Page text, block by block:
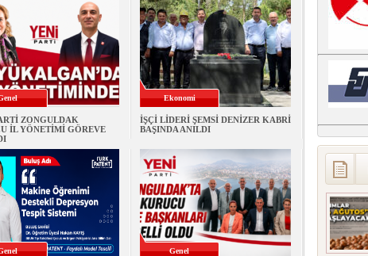
ZONGULDAK
İL YÖNETİMİ GÖREVE
Ekonomi
İŞÇİ LİDERİ ŞEMSİ DENİZER KABRİ
BAŞINDA ANILDI
Genel